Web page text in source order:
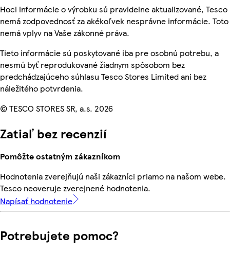
Hoci informácie o výrobku sú pravidelne aktualizované, Tesco
nemá zodpovednosť za akékoľvek nesprávne informácie. Toto
nemá vplyv na Vaše zákonné práva.
Tieto informácie sú poskytované iba pre osobnú potrebu, a
nesmú byť reprodukované žiadnym spôsobom bez
predchádzajúceho súhlasu Tesco Stores Limited ani bez
náležitého potvrdenia.
© TESCO STORES SR, a.s. 2026
Zatiaľ bez recenzií
Pomôžte ostatným zákazníkom
Hodnotenia zverejňujú naši zákazníci priamo na našom webe.
Tesco neoveruje zverejnené hodnotenia.
Napísať hodnotenie
Potrebujete pomoc?